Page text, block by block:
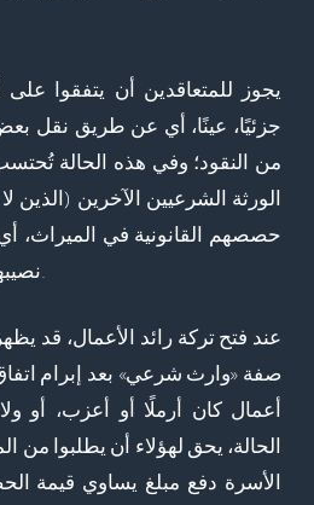
يجوز للمتعاقدين أن يتفقوا على
جزئيًا، عينًا، أي عن طريق نقل بعض
من النقود؛ وفي هذه الحالة
الورثة الشرعيين الآخرين (الذين
حصصهم القانونية في الميراث،
عند فتح تركة رائد الأعمال، قد
صفة «وارث شرعي» بعد إبرام
أعمال كان أرملًا أو أعزب، أو
الحالة، يحق لهؤلاء أن يطلبوا
الأسرة دفع مبلغ يساوي قيمة